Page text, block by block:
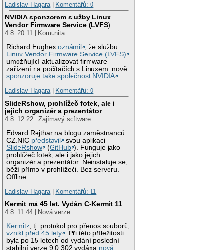
Ladislav Hagara
Komentářů: 0
NVIDIA sponzorem služby Linux
Vendor Firmware Service (LVFS)
4.8. 20:11 | Komunita
Richard Hughesoznámil
, že službu
Linux Vendor Firmware Service (LVFS)
umožňující aktualizovat firmware
zařízení na počítačích s Linuxem, nově
sponzoruje také společnost NVIDIA .
Ladislav Hagara | Komentářů: 0
SlideRshow, prohlížeč fotek, ale i
jejich organizér a prezentátor
4.8. 12:22 | Zajímavý software
Edvard Rejthar na blogu zaměstnanců
CZ.NIC představil
svou aplikaci
SlideRshow
(GitHub ). Funguje jako
prohlížeč fotek, ale i jako jejich
organizér a prezentátor. Neinstaluje se,
běží přímo v prohlížeči. Bez serveru.
Offline.
Ladislav Hagara | Komentářů: 11
Kermit má 45 let. Vydán C-Kermit 11
4.8. 11:44 | Nová verze
Kermit , tj. protokol pro přenos souborů,
vznikl před 45 lety . Při této příležitosti
byla po 15 letech od vydání poslední
stabilní verze 9.0.302 vydána nová